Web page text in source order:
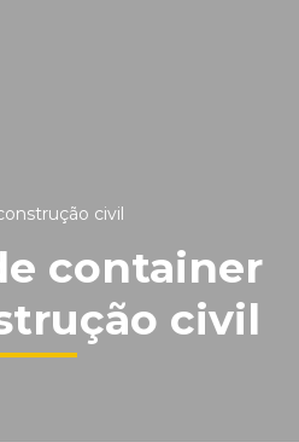
civil
container
civil